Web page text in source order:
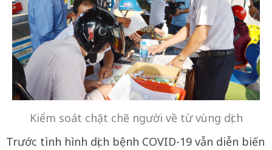
Kiểm soát chặt chẽ người về từ vùng dịch
Trước tình hình dịch bệnh COVID-19 vẫn diễn biến